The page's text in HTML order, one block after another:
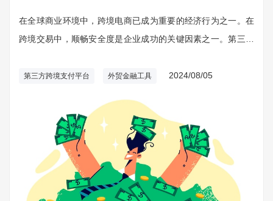
在全球商业环境中，跨境电商已成为重要的经济行为之一。在
跨境交易中，顺畅安全度是企业成功的关键因素之一。第三方
升资本流动性、减少交易成本方面发挥了重要作用。
第三方跨境支付平台 外贸金融工具 2024/08/05